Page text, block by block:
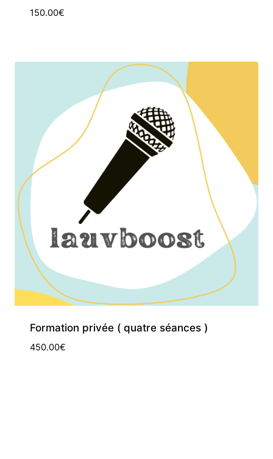
150.00€
Formation privée ( quatre séances )
450.00€